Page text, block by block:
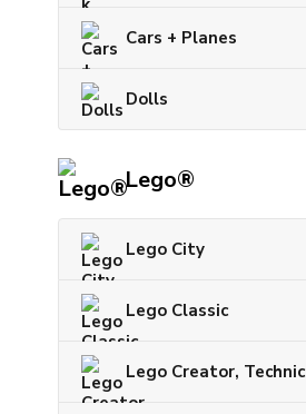
Cars + Planes
Dolls
Lego®
Lego City
Lego Classic
Lego Creator, Technic